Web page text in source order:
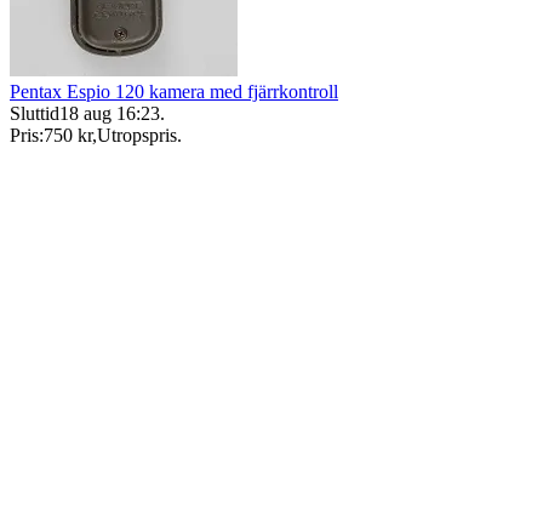
Pentax Espio 120 kamera med fjärrkontroll
Sluttid18 aug 16:23.
Pris:750 kr,Utropspris.